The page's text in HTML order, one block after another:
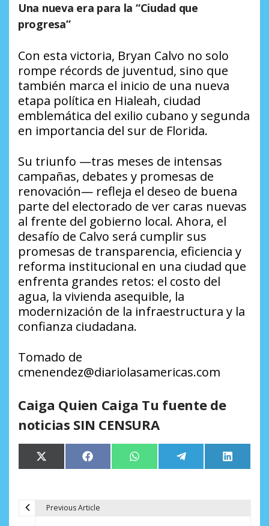
Una nueva era para la “Ciudad que
progresa”
Con esta victoria, Bryan Calvo no solo
rompe récords de juventud, sino que
también marca el inicio de una nueva
etapa política en Hialeah, ciudad
emblemática del exilio cubano y segunda
en importancia del sur de Florida.
Su triunfo —tras meses de intensas
campañas, debates y promesas de
renovación— refleja el deseo de buena
parte del electorado de ver caras nuevas
al frente del gobierno local. Ahora, el
desafío de Calvo será cumplir sus
promesas de transparencia, eficiencia y
reforma institucional en una ciudad que
enfrenta grandes retos: el costo del
agua, la vivienda asequible, la
modernización de la infraestructura y la
confianza ciudadana.
Tomado de
cmenendez@diariolasamericas.com
Caiga Quien Caiga Tu fuente de
noticias SIN CENSURA
Compartir
en
X
(Twitter)
Compartir
en
Facebook Compartir
en
WhatsApp Compartir
en
Telegram
en
LinkedIn
Previous Article